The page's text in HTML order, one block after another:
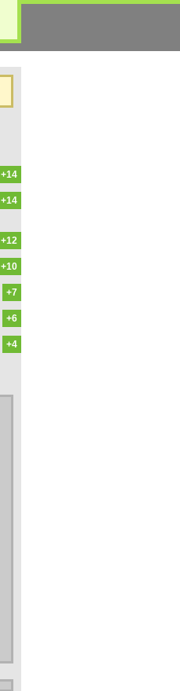
+14
+14
+12
+10
+7
+6
+4